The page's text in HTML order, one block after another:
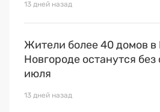
13 дней назад
Жители более 40 домов
Новгороде останутся
июля
13 дней назад